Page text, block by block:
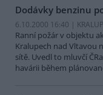
Dodávky benzinu
6.10.2000 16:40 |
Ranní požár v objektu
Kralupech nad Vltavou
sítě. Uvedl to mluvčí
havárii během